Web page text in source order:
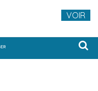
VOIR